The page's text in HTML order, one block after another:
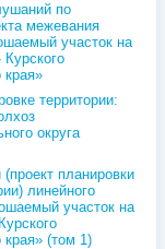
по
межевания
участок на
края»
территории:
округа
планировки
линейного
участок на
края» (том 1)